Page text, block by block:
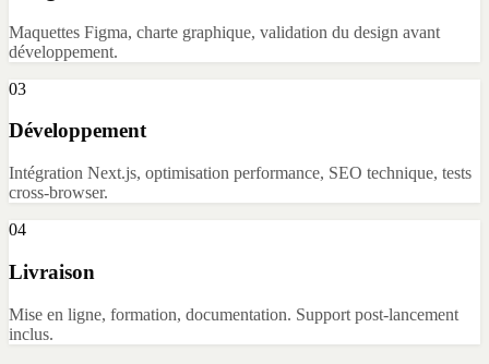
Maquettes Figma, charte graphique, validation du design avant
développement.
03
Développement
Intégration Next.js, optimisation performance, SEO technique, tests
cross-browser.
04
Livraison
Mise en ligne, formation, documentation. Support post-lancement
inclus.